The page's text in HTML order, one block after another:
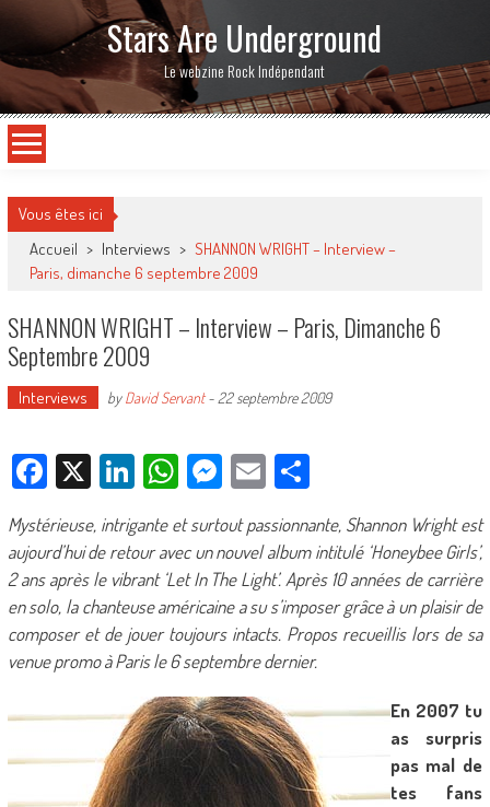
Stars Are Underground
Le webzine Rock Indépendant
Vous êtes ici
Accueil > Interviews > SHANNON WRIGHT – Interview –
Paris, dimanche 6 septembre 2009
SHANNON WRIGHT – Interview – Paris, Dimanche 6
Septembre 2009
Interviews byDavid Servant- 22 septembre 2009
Facebook
X LinkedIn
WhatsApp
Messenger
EmailPartager
Mystérieuse, intrigante et surtout passionnante, Shannon Wright est
aujourd’hui de retour avec un nouvel album intitulé ‘Honeybee Girls’,
2 ans après le vibrant ‘Let In The Light’. Après 10 années de carrière
en solo, la chanteuse américaine a su s’imposer grâce à un plaisir de
composer et de jouer toujours intacts. Propos recueillis lors de sa
venue promo à Paris le 6 septembre dernier.
En 2007 tu
as surpris
pas mal de
tes fans